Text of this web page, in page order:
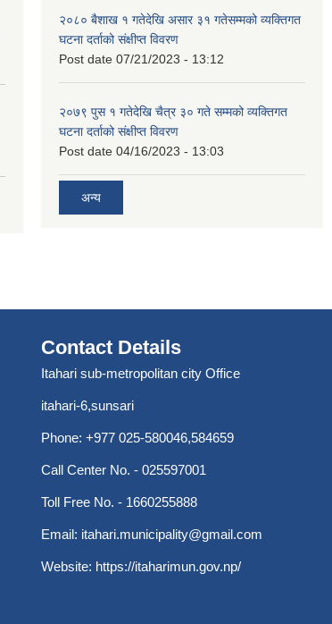
२०८० बैशाख १ गतेदेखि असार ३१ गतेसम्मको व्यक्तिगत
घटना दर्ताको संक्षीप्त विवरण
Post date 07/21/2023 - 13:12
२०७९ पुस १ गतेदेखि चैत्र ३० गते सम्मको व्यक्तिगत
घटना दर्ताको संक्षीप्त विवरण
Post date 04/16/2023 - 13:03
अन्य
Contact Details
Itahari sub-metropolitan city Office
itahari-6,sunsari
Phone: +977 025-580046,584659
Call Center No. - 025597001
Toll Free No. - 1660255888
Email: itahari.municipality@gmail.com
Website: https://itaharimun.gov.np/